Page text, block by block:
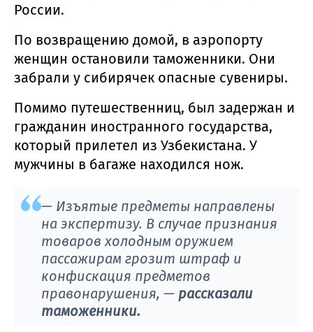
России.
По возвращению домой, в аэропорту
женщин остановили таможенники. Они
забрали у сибирячек опасные сувениры.
Помимо путешественниц, был задержан и
гражданин иностранного государства,
который прилетел из Узбекистана. У
мужчины в багаже находился нож.
— Изъятые предметы направлены
на экспертизу. В случае признания
товаров холодным оружием
пассажирам грозит штраф и
конфискация предметов
правонарушения, — рассказали
таможенники.